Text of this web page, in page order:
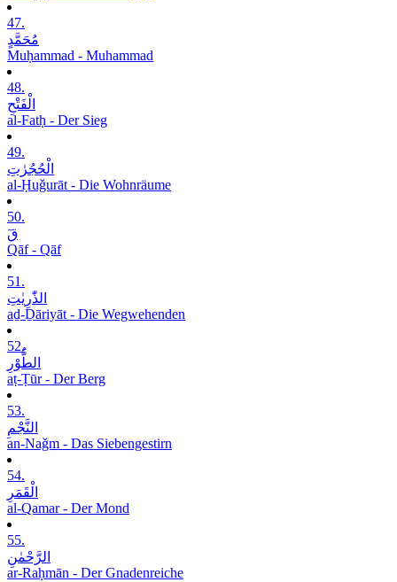
47.
مُحَمَّدٍ
Muḥammad - Muhammad
48.
الْفَتْحِ
al-Fatḥ - Der Sieg
49.
الْحُجُرٰتِ
al-Ḥuǧurāt - Die Wohnräume
50.
قٓ
Qāf - Qāf
51.
الذّٰرِیٰتِ
aḏ-Ḏāriyāt - Die Wegwehenden
52.
الطُّوْرِ
aṭ-Ṭūr - Der Berg
53.
النَّجْمِ
an-Naǧm - Das Siebengestirn
54.
الْقَمَرِ
al-Qamar - Der Mond
55.
الرَّحْمٰنِ
ar-Raḥmān - Der Gnadenreiche